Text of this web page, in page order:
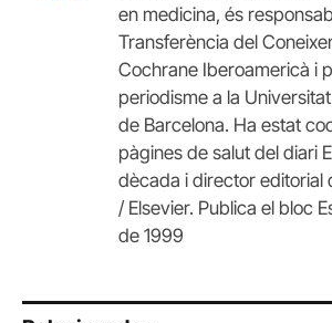
en medicina, és
Transferència del
Cochrane Iberoamericà i
periodisme a la
de Barcelona. Ha estat
pàgines de salut del diari
dècada i director editorial
/ Elsevier. Publica el bloc
de 1999